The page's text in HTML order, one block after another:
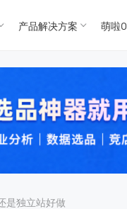
For
For
产品解决方案 萌啦
是独立站好做